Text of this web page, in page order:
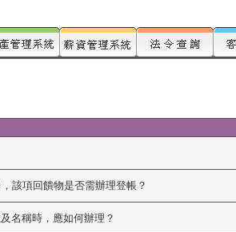
該項回饋物是否需辦理登帳？
名稱時，應如何辦理？